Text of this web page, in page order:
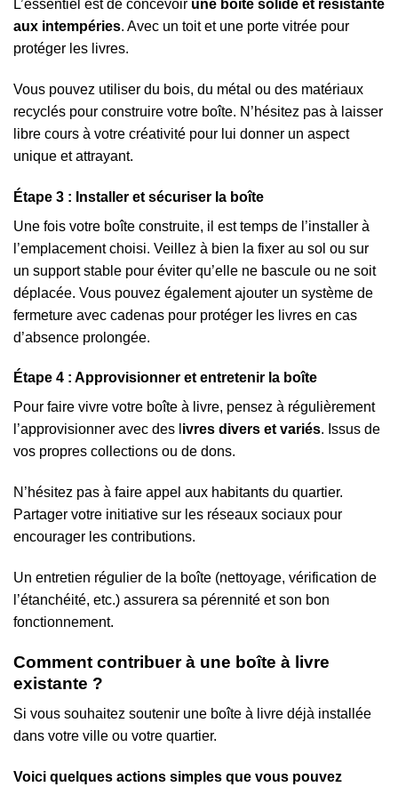
L’essentiel est de concevoir une boîte solide et résistante
aux intempéries. Avec un toit et une porte vitrée pour
protéger les livres.
Vous pouvez utiliser du bois, du métal ou des matériaux
recyclés pour construire votre boîte. N’hésitez pas à laisser
libre cours à votre créativité pour lui donner un aspect
unique et attrayant.
Étape 3 : Installer et sécuriser la boîte
Une fois votre boîte construite, il est temps de l’installer à
l’emplacement choisi. Veillez à bien la fixer au sol ou sur
un support stable pour éviter qu’elle ne bascule ou ne soit
déplacée. Vous pouvez également ajouter un système de
fermeture avec cadenas pour protéger les livres en cas
d’absence prolongée.
Étape 4 : Approvisionner et entretenir la boîte
Pour faire vivre votre boîte à livre, pensez à régulièrement
l’approvisionner avec des l ivres divers et variés. Issus de
vos propres collections ou de dons.
N’hésitez pas à faire appel aux habitants du quartier.
Partager votre initiative sur les réseaux sociaux pour
encourager les contributions.
Un entretien régulier de la boîte (nettoyage, vérification de
l’étanchéité, etc.) assurera sa pérennité et son bon
fonctionnement.
Comment contribuer à une boîte à livre
existante ?
Si vous souhaitez soutenir une boîte à livre déjà installée
dans votre ville ou votre quartier.
Voici quelques actions simples que vous pouvez